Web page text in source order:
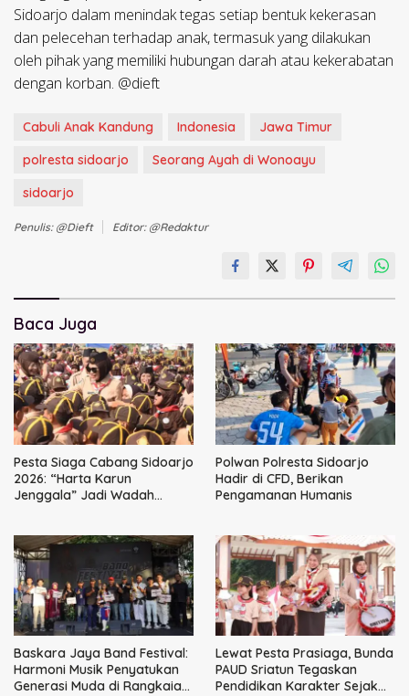
Sidoarjo dalam menindak tegas setiap bentuk kekerasan
dan pelecehan terhadap anak, termasuk yang dilakukan
oleh pihak yang memiliki hubungan darah atau kekerabatan
dengan korban. @dieft
Cabuli Anak Kandung Indonesia
Jawa Timur
polresta sidoarjo
Seorang Ayah di Wonoayu
sidoarjo
Penulis: @dieft Editor: @redaktur
Baca Juga
Pesta Siaga Cabang Sidoarjo
2026: “Harta Karun
Jenggala” Jadi Wadah
Polwan Polresta Sidoarjo
Hadir di CFD, Berikan
Pengamanan Humanis
Baskara Jaya Band Festival:
Harmoni Musik Penyatukan
Generasi Muda di Rangkaian
Lewat Pesta Prasiaga, Bunda
PAUD Sriatun Tegaskan
Pendidikan Karakter Sejak